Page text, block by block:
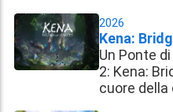
2026
Kena:
Un Ponte
2: Kena:
cuore